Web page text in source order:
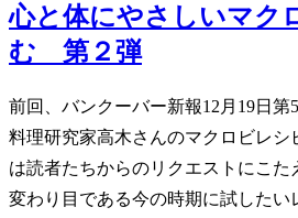
心と体にやさしいマク
む 第２弾
前回、バンクーバー新報12月19日
料理研究家高木さんのマクロビレシ
は読者たちからのリクエストにこ
変わり目である今の時期に試したい